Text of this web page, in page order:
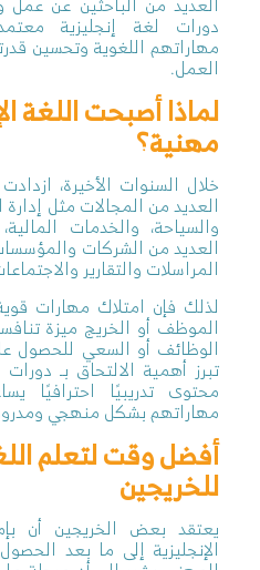
دورات لغة إنجليزية
مهاراتهم اللغوية وتحسين
العمل.
لماذا أصبحت اللغة
مهنية؟
خلال السنوات الأخيرة،
العديد من المجالات مثل إدارة
والسياحة، والخدمات
العديد من الشركات
المراسلات والتقارير
لذلك فإن امتلاك مهارات
الموظف أو الخريج ميزة
الوظائف أو السعي للحصول
تبرز أهمية الالتحاق بـ
محتوى تدريبيًا احترافيًا
مهاراتهم بشكل منهجي
أفضل وقت لتعلم
للخريجين
يعتقد بعض الخريجين أن
الإنجليزية إلى ما بعد